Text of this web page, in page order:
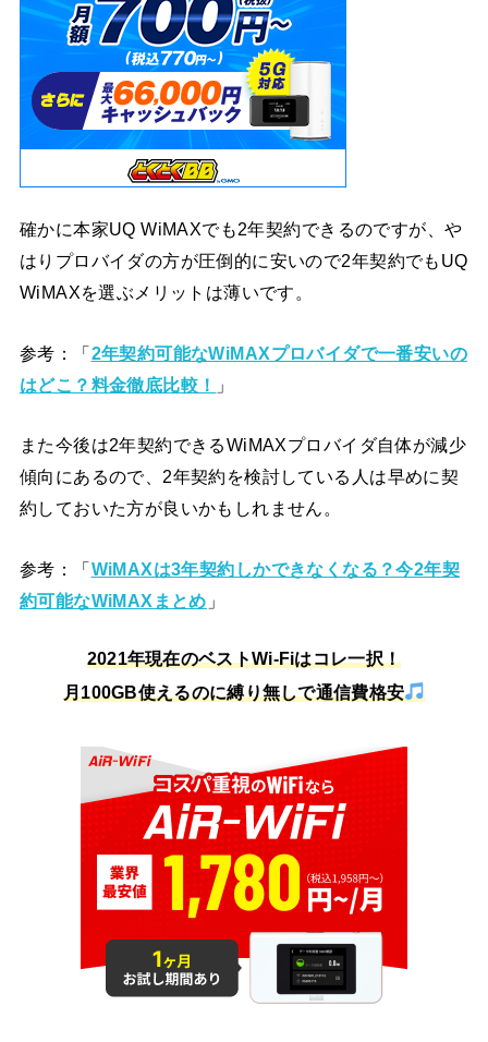
確かに本家UQ WiMAXでも2年契約できるのですが、や
はりプロバイダの方が圧倒的に安いので2年契約でもUQ
WiMAXを選ぶメリットは薄いです。
参考：「2年契約可能なWiMAXプロバイダで一番安いの
はどこ？料金徹底比較！
」
また今後は2年契約できるWiMAXプロバイダ自体が減少
傾向にあるので、2年契約を検討している人は早めに契
約しておいた方が良いかもしれません。
参考：「WiMAXは3年契約しかできなくなる？今2年契
約可能なWiMAXまとめ 」
2021年現在のベストWi-Fiはコレ一択！
月100GB使えるのに縛り無しで通信費格安